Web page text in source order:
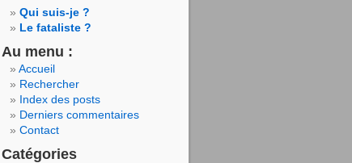
Qui suis-je ?
Le fataliste ?
Au menu :
Accueil
Rechercher
Index des posts
Derniers commentaires
Contact
Catégories